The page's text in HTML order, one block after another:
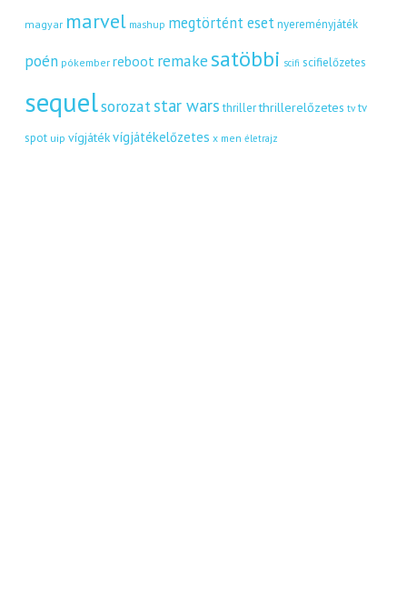
magyar marvel mashup megtörtént eset nyereményjáték
poén pókember reboot remakesatöbbi scifi scifielőzetes
sequelsorozatstar wars thriller thrillerelőzetes tv tv
spot uip vígjátékvígjátékelőzetes x men életrajz